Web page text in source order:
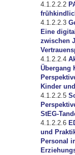
Eine
zwischen
Übergang
Kinder
StEG-
und
Personal